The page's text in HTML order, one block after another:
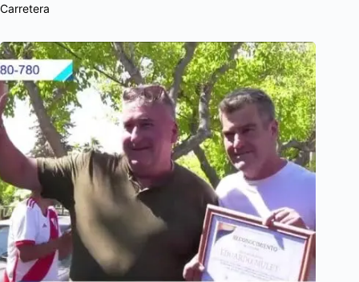
Carretera